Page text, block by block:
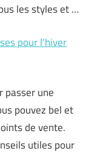
les styles et …
pour l’hiver
passer une
pouvez bel et
de vente.
utiles pour